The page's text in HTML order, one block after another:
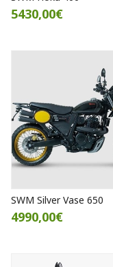
5430,00€
SWM Silver Vase 650
4990,00€